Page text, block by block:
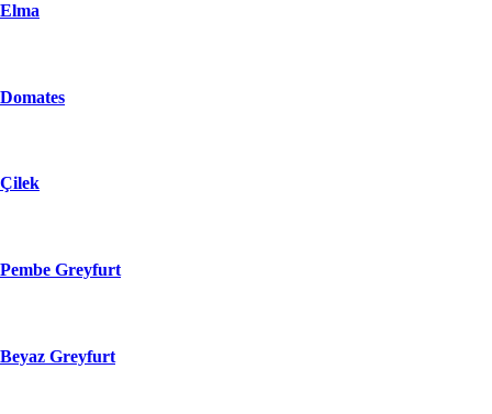
Elma
Domates
Çilek
Pembe Greyfurt
Beyaz Greyfurt